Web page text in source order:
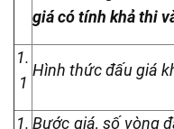
giá có tính khả thi
1.
1
Hình thức đấu giá
1. Bước giá, số vòng